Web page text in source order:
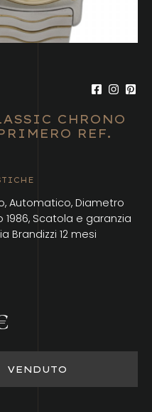
CHRONO
REF.
Automatico, Diametro
1986, Scatola e garanzia
Brandizzi 12 mesi
VENDUTO